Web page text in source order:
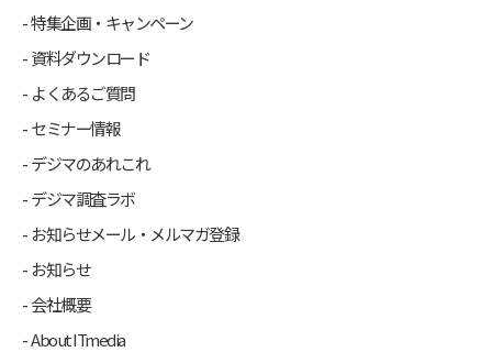
特集企画・キャンペーン
資料ダウンロード
よくあるご質問
セミナー情報
デジマのあれこれ
デジマ調査ラボ
お知らせメール・メルマガ登録
お知らせ
会社概要
About ITmedia